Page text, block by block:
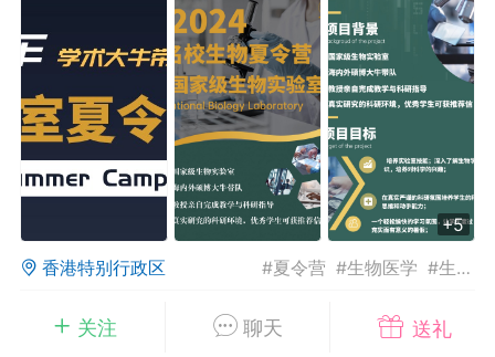
华人社区账号注册及使用规范》
洛杉矶热点 娱乐八卦 同乡联谊
民宿短租
关注 聊天 送礼
+5
香港特别行政区 #夏令营 #生物医学 #生物夏令营
886